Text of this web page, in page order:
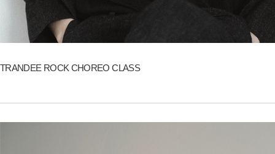
TRANDEE ROCK CHOREO CLASS